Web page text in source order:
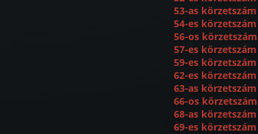
53-as körzetszám
54-es körzetszám
56-os körzetszám
57-es körzetszám
59-es körzetszám
62-es körzetszám
63-as körzetszám
66-os körzetszám
68-as körzetszám
69-es körzetszám